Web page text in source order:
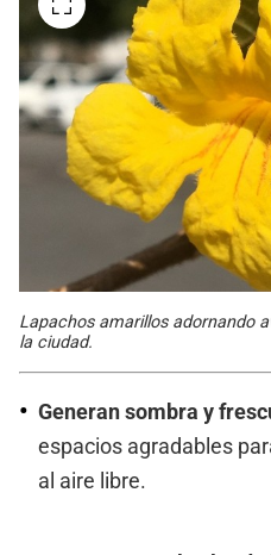
Lapachos amarillos adornando
la ciudad.
Generan sombra y
espacios agradables
al aire libre.